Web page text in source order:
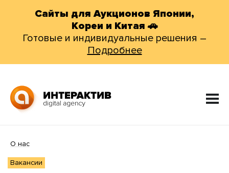
Сайты для Аукционов Японии,
Кореи и Китая 🚗
Готовые и индивидуальные решения –
Подробнее
О нас
Вакансии